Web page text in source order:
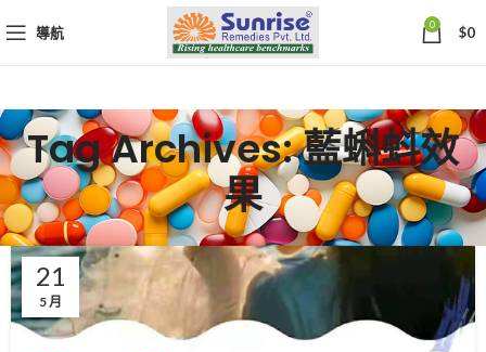
導航 0 $0
Tag Archives: 藍蝌蚪效
果
21
5 月